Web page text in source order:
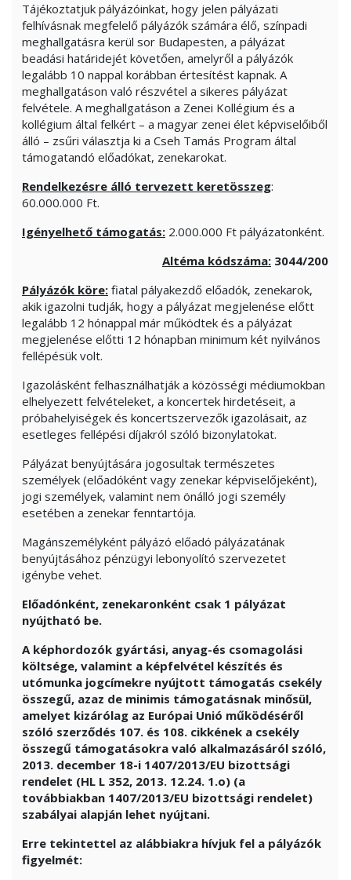
Tájékoztatjuk pályázóinkat, hogy jelen pályázati
felhívásnak megfelelő pályázók számára élő, színpadi
meghallgatásra kerül sor Budapesten, a pályázat
beadási határidejét követően, amelyről a pályázók
legalább 10 nappal korábban értesítést kapnak. A
meghallgatáson való részvétel a sikeres pályázat
felvétele. A meghallgatáson a Zenei Kollégium és a
kollégium által felkért – a magyar zenei élet képviselőiből
álló – zsűri választja ki a Cseh Tamás Program által
támogatandó előadókat, zenekarokat.
Rendelkezésre álló tervezett keretösszeg:
60.000.000 Ft.
Igényelhető támogatás: 2.000.000 Ft pályázatonként.
Altéma kódszáma: 3044/200
Pályázók köre: fiatal pályakezdő előadók, zenekarok,
akik igazolni tudják, hogy a pályázat megjelenése előtt
legalább 12 hónappal már működtek és a pályázat
megjelenése előtti 12 hónapban minimum két nyilvános
fellépésük volt.
Igazolásként felhasználhatják a közösségi médiumokban
elhelyezett felvételeket, a koncertek hirdetéseit, a
próbahelyiségek és koncertszervezők igazolásait, az
esetleges fellépési díjakról szóló bizonylatokat.
Pályázat benyújtására jogosultak természetes
személyek (előadóként vagy zenekar képviselőjeként),
jogi személyek, valamint nem önálló jogi személy
esetében a zenekar fenntartója.
Magánszemélyként pályázó előadó pályázatának
benyújtásához pénzügyi lebonyolító szervezetet
igénybe vehet.
Előadónként, zenekaronként csak 1 pályázat
nyújtható be.
A képhordozók gyártási, anyag-és csomagolási
költsége, valamint a képfelvétel készítés és
utómunka jogcímekre nyújtott támogatás csekély
összegű, azaz de minimis támogatásnak minősül,
amelyet kizárólag az Európai Unió működéséről
szóló szerződés 107. és 108. cikkének a csekély
összegű támogatásokra való alkalmazásáról szóló,
2013. december 18-i 1407/2013/EU bizottsági
rendelet (HL L 352, 2013. 12.24. 1.o) (a
továbbiakban 1407/2013/EU bizottsági rendelet)
szabályai alapján lehet nyújtani.
Erre tekintettel az alábbiakra hívjuk fel a pályázók
figyelmét: